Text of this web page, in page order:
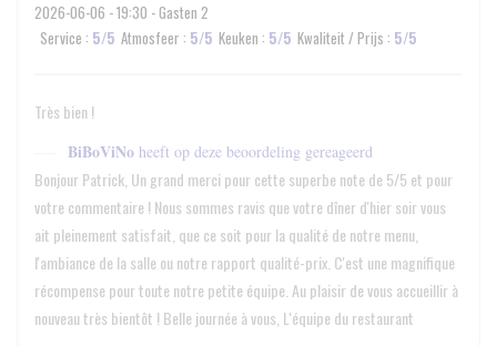
2026-06-06 - 19:30 - Gasten 2
Service : 5/5 Atmosfeer : 5/5 Keuken : 5/5 Kwaliteit / Prijs : 5/5
Très bien !
BiBoViNo heeft op deze beoordeling gereageerd
Bonjour Patrick, Un grand merci pour cette superbe note de 5/5 et pour
votre commentaire ! Nous sommes ravis que votre dîner d'hier soir vous
ait pleinement satisfait, que ce soit pour la qualité de notre menu,
l'ambiance de la salle ou notre rapport qualité-prix. C'est une magnifique
récompense pour toute notre petite équipe. Au plaisir de vous accueillir à
nouveau très bientôt ! Belle journée à vous, L'équipe du restaurant